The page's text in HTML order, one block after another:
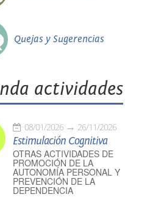
Quejas y Sugerencias
actividades
08/01/2026 26/11/2026
Estimulación Cognitiva
OTRAS ACTIVIDADES DE
PROMOCIÓN DE LA
AUTONOMÍA PERSONAL Y
PREVENCIÓN DE LA
DEPENDENCIA